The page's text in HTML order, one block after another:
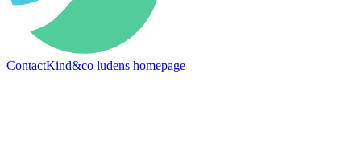
ContactKind&co ludens homepage